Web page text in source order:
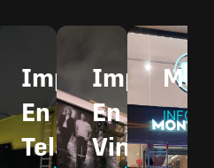
Impresión
En
Tela
En
Vinil